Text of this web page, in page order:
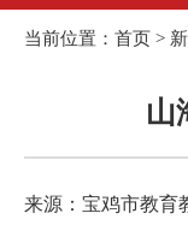
当前位置： 首页 >
山
来源：宝鸡市教育